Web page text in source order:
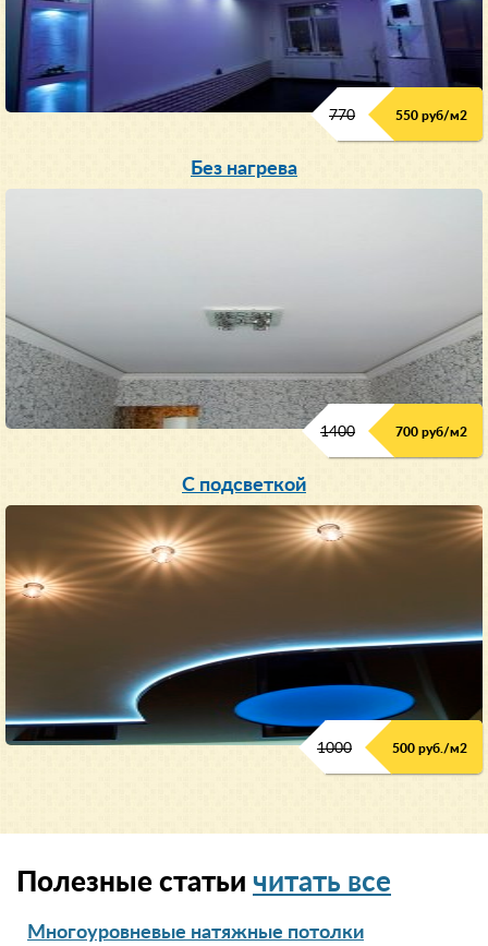
770 550 руб/м2
Без нагрева
1400 700 руб/м2
С подсветкой
1000 500 руб./м2
Полезные статьи читать все
Многоуровневые натяжные потолки